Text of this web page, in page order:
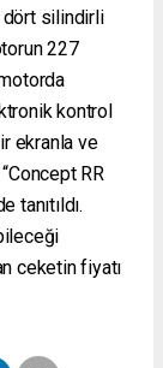
dört silindirli
227
kontrol
ekranla ve
RR
tanıtıldı.
ceketin fiyatı